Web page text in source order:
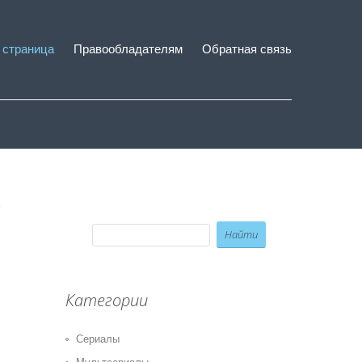
Правообладателям Обратная связь
Категории
Сериалы